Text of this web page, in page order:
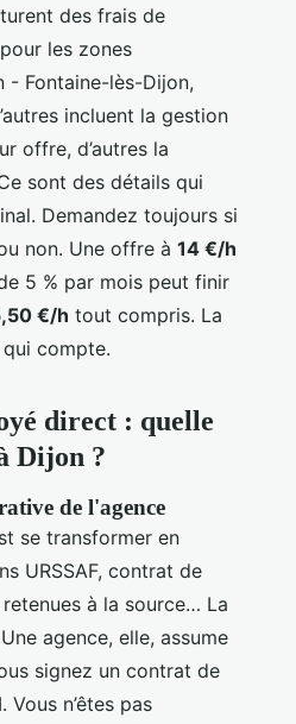
des frais de
les zones
- Fontaine-lès-Dijon,
incluent la gestion
offre, d’autres la
sont des détails qui
Demandez toujours si
non. Une offre à 14 €/h
5 % par mois peut finir
€/h tout compris. La
qui compte.
direct : quelle
Dijon ?
de l'agence
se transformer en
URSSAF, contrat de
à la source… La
agence, elle, assume
signez un contrat de
n’êtes pas